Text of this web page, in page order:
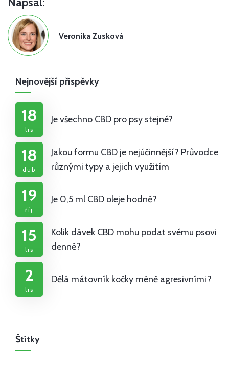
Veronika Zusková
Nejnovější příspěvky
18
lis
Je všechno CBD pro psy stejné?
18
dub
Jakou formu CBD je nejúčinnější? Průvodce
různými typy a jejich využitím
19
říj
Je 0,5 ml CBD oleje hodně?
15
lis
Kolik dávek CBD mohu podat svému psovi
denně?
2
lis
Dělá mátovník kočky méně agresivními?
Štítky